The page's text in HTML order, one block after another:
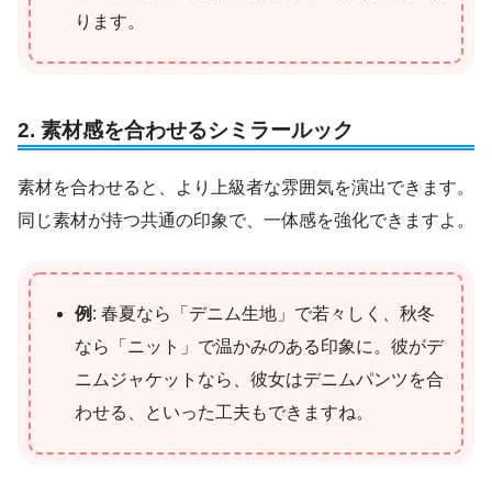
ります。
2. 素材感を合わせるシミラールック
素材を合わせると、より上級者な雰囲気を演出できます。
同じ素材が持つ共通の印象で、一体感を強化できますよ。
例 : 春夏なら「デニム生地」で若々しく、秋冬
なら「ニット」で温かみのある印象に。彼がデ
ニムジャケットなら、彼女はデニムパンツを合
わせる、といった工夫もできますね。